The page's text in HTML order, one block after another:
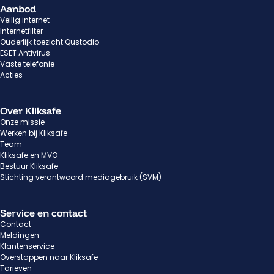
Aanbod
Veilig internet
Internetfilter
Ouderlijk toezicht Qustodio
ESET Antivirus
Vaste telefonie
Acties
Over Kliksafe
Onze missie
Werken bij Kliksafe
Team
Kliksafe en MVO
Bestuur Kliksafe
Stichting verantwoord mediagebruik (SVM)
Service en contact
Contact
Meldingen
Klantenservice
Overstappen naar Kliksafe
Tarieven